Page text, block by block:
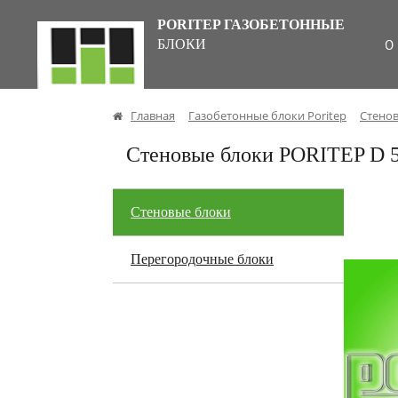
PORITEP ГАЗОБЕТОННЫЕ
БЛОКИ
О
Главная Газобетонные блоки Poritep
Стеновые блоки PORITEP D
Стеновые блоки
Перегородочные блоки